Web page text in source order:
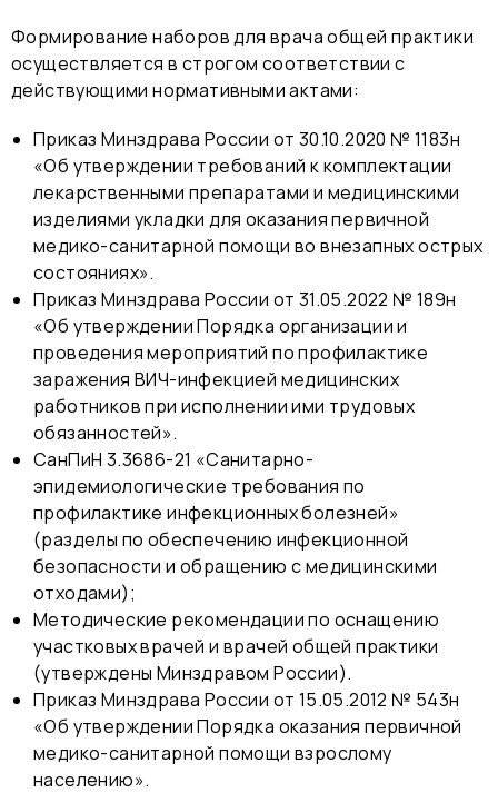
Формирование наборов для врача общей практики
осуществляется в строгом соответствии с
действующими нормативными актами:
Приказ Минздрава России от 30.10.2020 № 1183н
«Об утверждении требований к комплектации
лекарственными препаратами и медицинскими
изделиями укладки для оказания первичной
медико-санитарной помощи во внезапных острых
состояниях».
Приказ Минздрава России от 31.05.2022 № 189н
«Об утверждении Порядка организации и
проведения мероприятий по профилактике
заражения ВИЧ-инфекцией медицинских
работников при исполнении ими трудовых
обязанностей».
СанПиН 3.3686-21 «Санитарно-
эпидемиологические требования по
профилактике инфекционных болезней»
(разделы по обеспечению инфекционной
безопасности и обращению с медицинскими
отходами);
Методические рекомендации по оснащению
участковых врачей и врачей общей практики
(утверждены Минздравом России).
Приказ Минздрава России от 15.05.2012 № 543н
«Об утверждении Порядка оказания первичной
медико-санитарной помощи взрослому
населению».